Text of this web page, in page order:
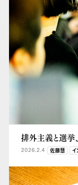
排外主義と選挙
2026.2.4 佐藤慧